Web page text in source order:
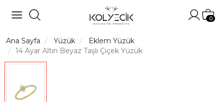
0
Ana Sayfa Yüzük
Eklem Yüzük
14 Ayar Altın Beyaz Taşlı Çiçek Yüzük